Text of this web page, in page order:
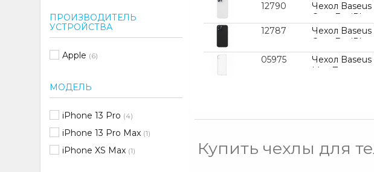
ПРОИЗВОДИТЕЛЬ
УСТРОЙСТВА
Apple (6)
МОДЕЛЬ
iPhone 13 Pro (4)
iPhone 13 Pro Max (1)
iPhone XS Max (1)
12790
Чехол
Case For
(ARYT000402)
12787
Чехол
Case For
05975
Чехол
Max
Купить чехлы для